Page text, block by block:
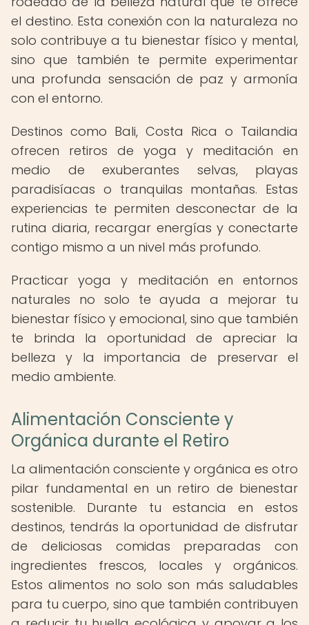
el destino. Esta conexión con la naturaleza no
solo contribuye a tu bienestar físico y mental,
sino que también te permite experimentar
una profunda sensación de paz y armonía
con el entorno.
Destinos como Bali, Costa Rica o Tailandia
ofrecen retiros de yoga y meditación en
medio de exuberantes selvas, playas
paradisíacas o tranquilas montañas. Estas
experiencias te permiten desconectar de la
rutina diaria, recargar energías y conectarte
contigo mismo a un nivel más profundo.
Practicar yoga y meditación en entornos
naturales no solo te ayuda a mejorar tu
bienestar físico y emocional, sino que también
te brinda la oportunidad de apreciar la
belleza y la importancia de preservar el
medio ambiente.
Alimentación Consciente y
Orgánica durante el Retiro
La alimentación consciente y orgánica es otro
pilar fundamental en un retiro de bienestar
sostenible. Durante tu estancia en estos
destinos, tendrás la oportunidad de disfrutar
de deliciosas comidas preparadas con
ingredientes frescos, locales y orgánicos.
Estos alimentos no solo son más saludables
para tu cuerpo, sino que también contribuyen